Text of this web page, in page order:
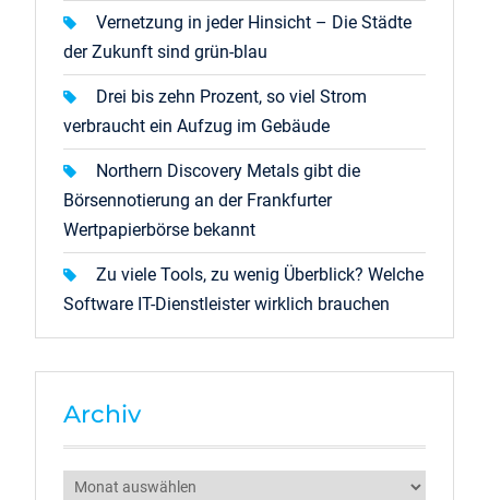
Vernetzung in jeder Hinsicht – Die Städte
der Zukunft sind grün-blau
Drei bis zehn Prozent, so viel Strom
verbraucht ein Aufzug im Gebäude
Northern Discovery Metals gibt die
Börsennotierung an der Frankfurter
Wertpapierbörse bekannt
Zu viele Tools, zu wenig Überblick? Welche
Software IT-Dienstleister wirklich brauchen
Archiv
Archiv